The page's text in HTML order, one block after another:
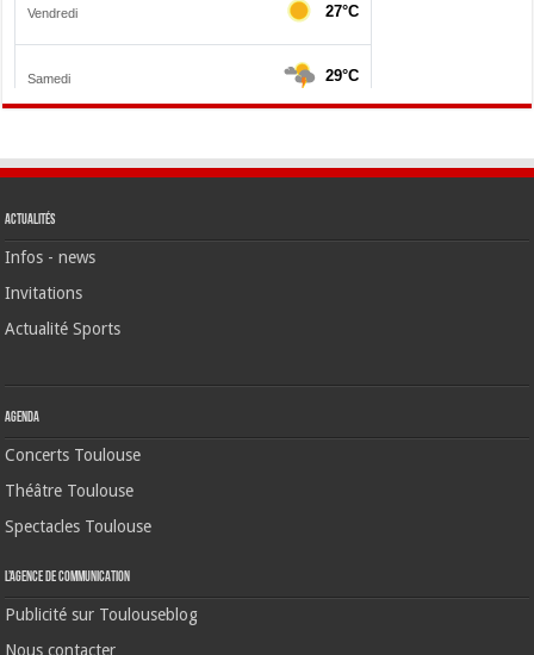
Actualités
Infos - news
Invitations
Actualité Sports
Agenda
Concerts Toulouse
Théâtre Toulouse
Spectacles Toulouse
L’agence de communication
Publicité sur Toulouseblog
Nous contacter